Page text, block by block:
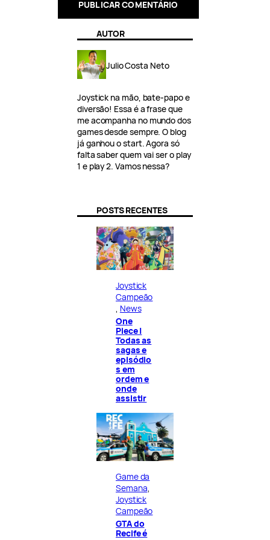
AUTOR
Julio Costa Neto
Joystick na mão, bate-papo e
diversão! Essa é a frase que
me acompanha no mundo dos
games desde sempre. O blog
já ganhou o start. Agora só
falta saber quem vai ser o play
1 e play 2. Vamos nessa?
POSTS RECENTES
Joystick
Campeão
News
One
Piece |
Todas as
sagas e
episódio
s em
ordem e
onde
assistir
Game da
Semana
Joystick
Campeão
GTA do
Recife é